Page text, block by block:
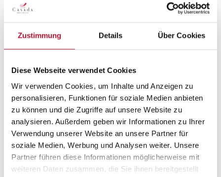
Zustimmung Details Über Cookies
Diese Webseite verwendet Cookies
Wir verwenden Cookies, um Inhalte und Anzeigen zu
personalisieren, Funktionen für soziale Medien anbieten
zu können und die Zugriffe auf unsere Website zu
analysieren. Außerdem geben wir Informationen zu Ihrer
Verwendung unserer Website an unsere Partner für
soziale Medien, Werbung und Analysen weiter. Unsere
Partner führen diese Informationen möglicherweise mit
weiteren Daten zusammen, die Sie ihnen bereitgestellt